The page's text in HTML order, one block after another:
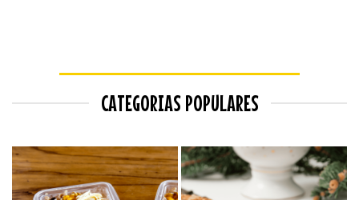
CATEGORIAS POPULARES